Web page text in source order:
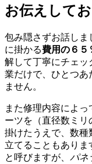
お伝えしてお
包み隠さずお話しま
に掛かる費用の６５
解して丁寧にチェッ
業だけで、ひとつあ
ません。
また修理内容によ
ーツを（直径数ミリ
掛けたうえで、数種
立てることもありま
と呼びますが、 パネ